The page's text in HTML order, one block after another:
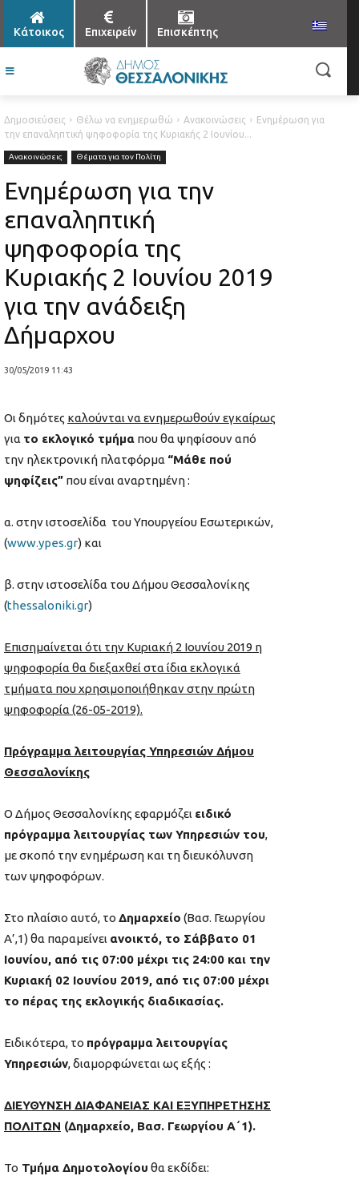
Κάτοικος Επιχειρείν Επισκέπτης
Δημοσιεύσεις Θέλω να ενημερωθώ Ανακοινώσεις
Ενημέρωση για
την επαναληπτική ψηφοφορία της Κυριακής 2 Ιουνίου...
Ανακοινώσεις Θέματα για τον Πολίτη
Ενημέρωση για την
επαναληπτική
ψηφοφορία της
Κυριακής 2 Ιουνίου 2019
για την ανάδειξη
Δήμαρχου
30/05/2019 11:43
Οι δημότες καλούνται να ενημερωθούν εγκαίρως
για το εκλογικό τμήμα που θα ψηφίσουν από
την ηλεκτρονική πλατφόρμα “Μάθε πού
ψηφίζεις” που είναι αναρτημένη :
α. στην ιστοσελίδα του Υπουργείου Εσωτερικών,
(www.ypes.gr) και
β. στην ιστοσελίδα του Δήμου Θεσσαλονίκης
(thessaloniki.gr)
Επισημαίνεται ότι την Κυριακή 2 Ιουνίου 2019 η
ψηφοφορία θα διεξαχθεί στα ίδια εκλογικά
τμήματα που χρησιμοποιήθηκαν στην πρώτη
ψηφοφορία (26-05-2019).
Πρόγραμμα λειτουργίας Υπηρεσιών Δήμου
Θεσσαλονίκης
Ο Δήμος Θεσσαλονίκης εφαρμόζει ειδικό
πρόγραμμα λειτουργίας των Υπηρεσιών του,
με σκοπό την ενημέρωση και τη διευκόλυνση
των ψηφοφόρων.
Στο πλαίσιο αυτό, το Δημαρχείο (Βασ. Γεωργίου
Α’,1) θα παραμείνει ανοικτό, το Σάββατο 01
Ιουνίου, από τις 07:00 μέχρι τις 24:00 και την
Κυριακή 02 Ιουνίου 2019, από τις 07:00 μέχρι
το πέρας της εκλογικής διαδικασίας.
Ειδικότερα, το πρόγραμμα λειτουργίας
Υπηρεσιών, διαμορφώνεται ως εξής :
ΔΙΕΥΘΥΝΣΗ ΔΙΑΦΑΝΕΙΑΣ ΚΑΙ ΕΞΥΠΗΡΕΤΗΣΗΣ
ΠΟΛΙΤΩΝ (Δημαρχείο, Βασ. Γεωργίου Α΄1).
Το Τμήμα Δημοτολογίου θα εκδίδει: